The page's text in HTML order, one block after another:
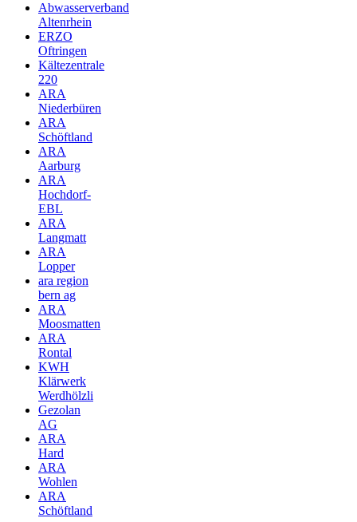
Abwasserverband
Altenrhein
ERZO
Oftringen
Kältezentrale
220
ARA
Niederbüren
ARA
Schöftland
ARA
Aarburg
ARA
Hochdorf-
EBL
ARA
Langmatt
ARA
Lopper
ara region
bern ag
ARA
Moosmatten
ARA
Rontal
KWH
Klärwerk
Werdhölzli
Gezolan
AG
ARA
Hard
ARA
Wohlen
ARA
Schöftland